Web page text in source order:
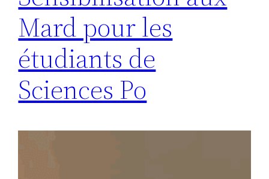
Mard pour les
étudiants de
Sciences Po